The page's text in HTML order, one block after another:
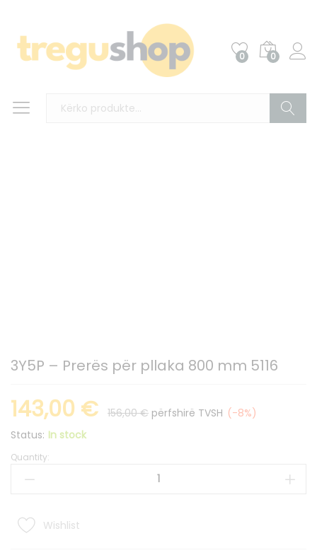
0 0
3Y5P – Prerës për pllaka 800 mm 5116
143,00 € 156,00€ përfshirë TVSH (-8%)
Status: In stock
3Y5P
pllaka
Quantity:
Wishlist